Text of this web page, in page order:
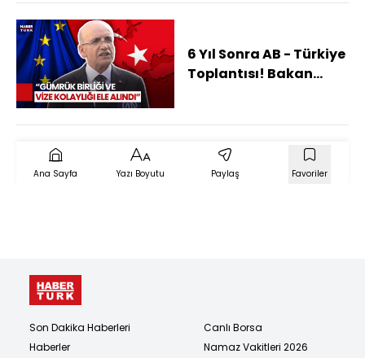
6 Yıl Sonra AB - Türkiye
Toplantısı! Bakan
Geliştirilecek
Ana Sayfa Yazı Boyutu Paylaş Favoriler
Son Dakika Haberleri
Haberler
Canlı Borsa
Namaz Vakitleri 2026